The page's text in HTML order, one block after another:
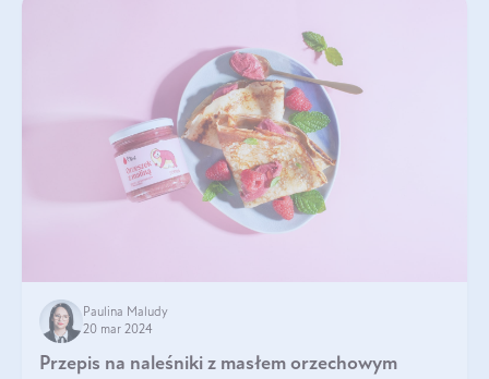
Paulina Maludy
20 mar 2024
Przepis na naleśniki z masłem orzechowym